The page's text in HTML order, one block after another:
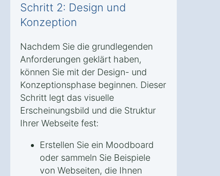
Schritt 2: Design und
Konzeption
Nachdem Sie die grundlegenden
Anforderungen geklärt haben,
können Sie mit der Design- und
Konzeptionsphase beginnen. Dieser
Schritt legt das visuelle
Erscheinungsbild und die Struktur
Ihrer Webseite fest:
Erstellen Sie ein Moodboard
oder sammeln Sie Beispiele
von Webseiten, die Ihnen